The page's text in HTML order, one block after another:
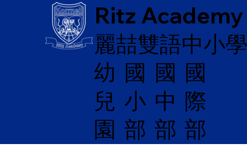
Ritz Academy
麗喆雙語中小學
幼
兒
園
​國
小
部
國
中
部
國
際
部